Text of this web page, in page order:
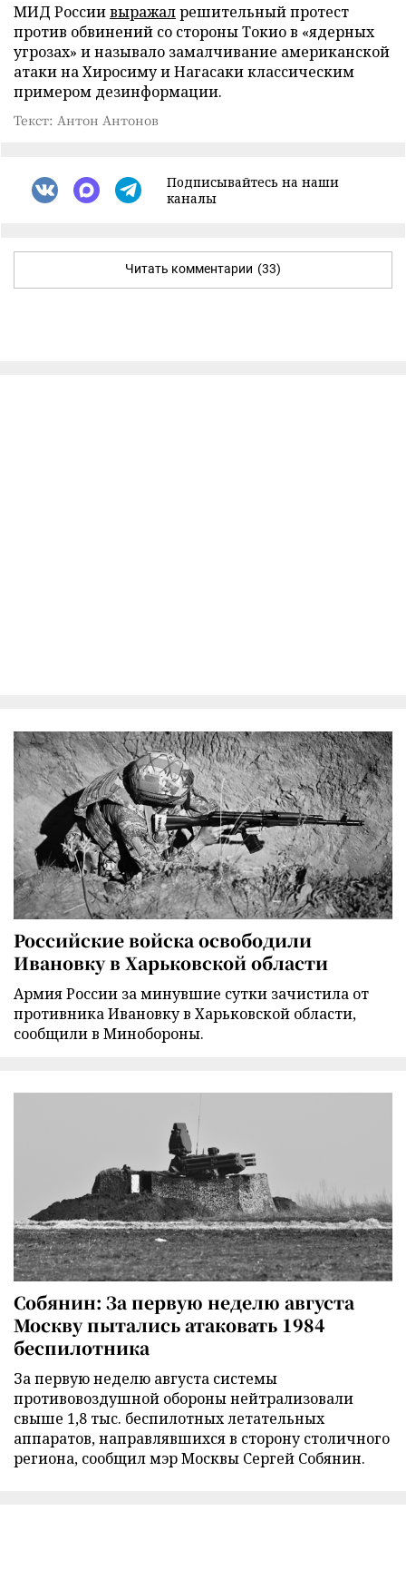
МИД Россиивыражалрешительный протест
против обвинений со стороны Токио в «ядерных
угрозах» и называло замалчивание американской
атаки на Хиросиму и Нагасаки классическим
примером дезинформации.
Текст: Антон Антонов
Подписывайтесь на наши
каналы
Читать комментарии (33)
Российские войска освободили
Ивановку в Харьковской области
Армия России за минувшие сутки зачистила от
противника Ивановку в Харьковской области,
сообщили в Минобороны.
Собянин: За первую неделю августа
Москву пытались атаковать 1984
беспилотника
За первую неделю августа системы
противовоздушной обороны нейтрализовали
свыше 1,8 тыс. беспилотных летательных
аппаратов, направлявшихся в сторону столичного
региона, сообщил мэр Москвы Сергей Собянин.